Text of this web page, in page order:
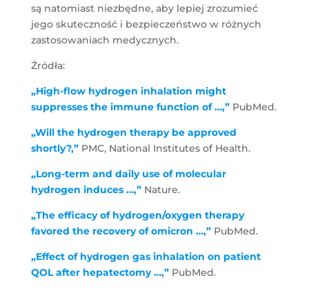
są natomiast niezbędne, aby lepiej zrozumieć
jego skuteczność i bezpieczeństwo w różnych
zastosowaniach medycznych.
Źródła:
„High-flow hydrogen inhalation might
suppresses the immune function of …,”PubMed.
„Will the hydrogen therapy be approved
shortly?,” PMC, National Institutes of Health.
„Long-term and daily use of molecular
hydrogen induces …,” Nature.
„The efficacy of hydrogen/oxygen therapy
favored the recovery of omicron …,” PubMed.
„Effect of hydrogen gas inhalation on patient
QOL after hepatectomy …,” PubMed.